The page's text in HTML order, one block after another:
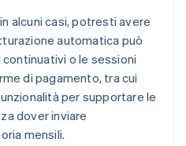
in alcuni casi, potresti avere
automatica può
o le sessioni
di pagamento, tra cui
per supportare le
dover inviare
mensili.